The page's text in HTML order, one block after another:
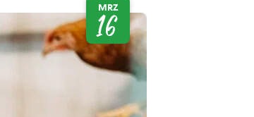
MRZ
16